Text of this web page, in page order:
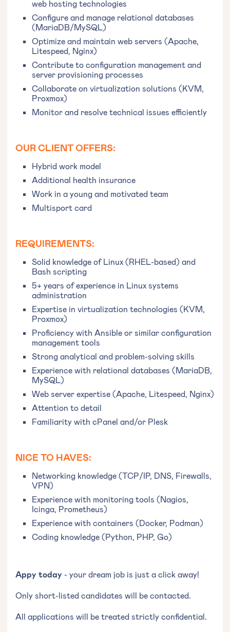
web hosting technologies
Configure and manage relational databases
(MariaDB/MySQL)
Optimize and maintain web servers (Apache,
Litespeed, Nginx)
Contribute to configuration management and
server provisioning processes
Collaborate on virtualization solutions (KVM,
Proxmox)
Monitor and resolve technical issues efficiently
OUR CLIENT OFFERS:
Hybrid work model
Additional health insurance
Work in a young and motivated team
Multisport card
REQUIREMENTS:
Solid knowledge of Linux (RHEL-based) and
Bash scripting
5+ years of experience in Linux systems
administration
Expertise in virtualization technologies (KVM,
Proxmox)
Proficiency with Ansible or similar configuration
management tools
Strong analytical and problem-solving skills
Experience with relational databases (MariaDB,
MySQL)
Web server expertise (Apache, Litespeed, Nginx)
Attention to detail
Familiarity with cPanel and/or Plesk
NICE TO HAVES:
Networking knowledge (TCP/IP, DNS, Firewalls,
VPN)
Experience with monitoring tools (Nagios,
Icinga, Prometheus)
Experience with containers (Docker, Podman)
Coding knowledge (Python, PHP, Go)
Appy today - your dream job is just a click away!
Only short-listed candidates will be contacted.
All applications will be treated strictly confidential.